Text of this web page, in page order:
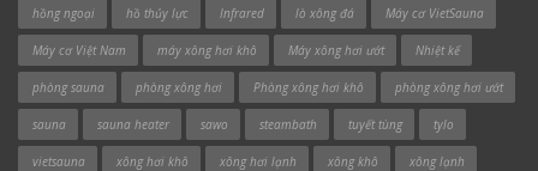
hồng ngoại hồ thủy lực Infrared lò xông đá Máy cơ VietSauna
Máy cơ Việt Nam máy xông hơi khô Máy xông hơi ướt Nhiệt kế
phòng sauna phòng xông hơi Phòng xông hơi khô phòng xông hơi ướt
sauna sauna heater sawo steambath tuyết tùng tylo
vietsauna xông hơi khô xông hơi lạnh xông khô xông lạnh